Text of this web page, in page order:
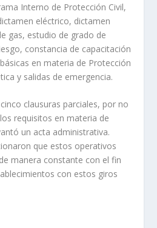
Interno de Protección Civil,
eléctrico, dictamen
gas, estudio de grado de
constancia de capacitación
en materia de Protección
y salidas de emergencia.
clausuras parciales, por no
requisitos en materia de
un acta administrativa.
que estos operativos
manera constante con el fin
con estos giros